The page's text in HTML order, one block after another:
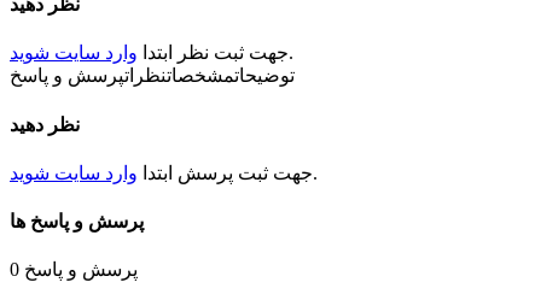
قطر شفت
CW/CCW
نوع فلنچ
دایره ای
نظر دهید
جهت ثبت نظر ابتدا وارد سایت شوید
.
توضیحاتمشخصاتنظراتپرسش و پاسخ
نظر دهید
جهت ثبت پرسش ابتدا وارد سایت شوید .
پرسش و پاسخ ها
0 پرسش و پاسخ